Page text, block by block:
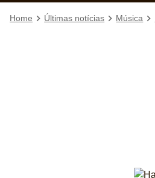
Home Últimas notícias Música